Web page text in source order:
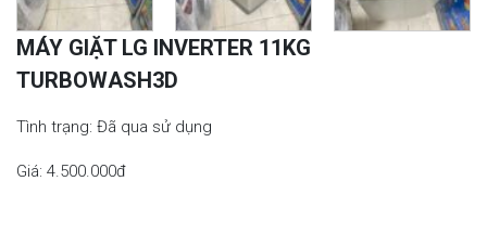
MÁY GIẶT LG INVERTER 11KG
TURBOWASH3D
Tình trạng: Đã qua sử dụng
Giá: 4.500.000đ